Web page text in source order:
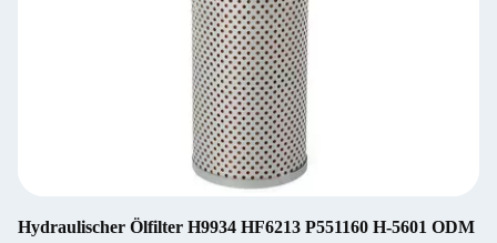
Hydraulischer Ölfilter H9934 HF6213 P551160 H-5601 ODM